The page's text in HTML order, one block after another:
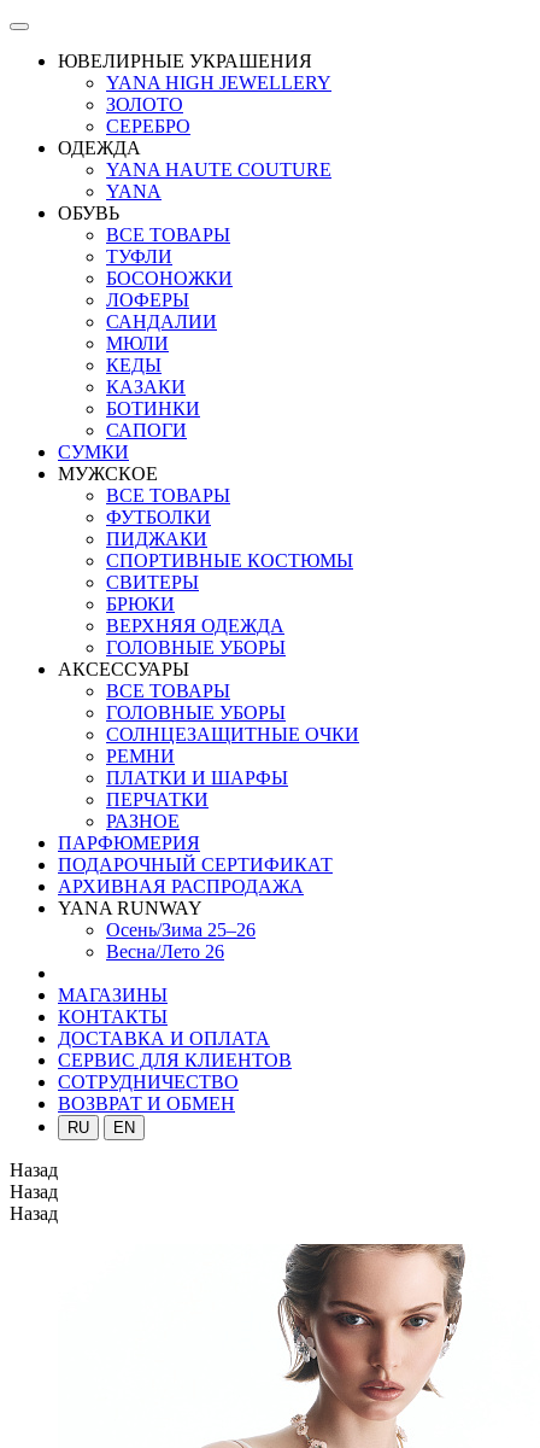
ЮВЕЛИРНЫЕ УКРАШЕНИЯ
YANA HIGH JEWELLERY
ЗОЛОТО
СЕРЕБРО
ОДЕЖДА
YANA HAUTE COUTURE
YANA
ОБУВЬ
ВСЕ ТОВАРЫ
ТУФЛИ
БОСОНОЖКИ
ЛОФЕРЫ
САНДАЛИИ
МЮЛИ
КЕДЫ
КАЗАКИ
БОТИНКИ
САПОГИ
СУМКИ
МУЖСКОЕ
ВСЕ ТОВАРЫ
ФУТБОЛКИ
ПИДЖАКИ
СПОРТИВНЫЕ КОСТЮМЫ
СВИТЕРЫ
БРЮКИ
ВЕРХНЯЯ ОДЕЖДА
ГОЛОВНЫЕ УБОРЫ
АКСЕССУАРЫ
ВСЕ ТОВАРЫ
ГОЛОВНЫЕ УБОРЫ
СОЛНЦЕЗАЩИТНЫЕ ОЧКИ
РЕМНИ
ПЛАТКИ И ШАРФЫ
ПЕРЧАТКИ
РАЗНОЕ
ПАРФЮМЕРИЯ
ПОДАРОЧНЫЙ СЕРТИФИКАТ
АРХИВНАЯ РАСПРОДАЖА
YANA RUNWAY
Осень/Зима 25–26
Весна/Лето 26
МАГАЗИНЫ
КОНТАКТЫ
ДОСТАВКА И ОПЛАТА
СЕРВИС ДЛЯ КЛИЕНТОВ
СОТРУДНИЧЕСТВО
ВОЗВРАТ И ОБМЕН
RU EN
Назад
Назад
Назад